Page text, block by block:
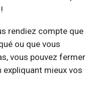
rendiez compte que
ou que vous
vous pouvez fermer
expliquant mieux vos